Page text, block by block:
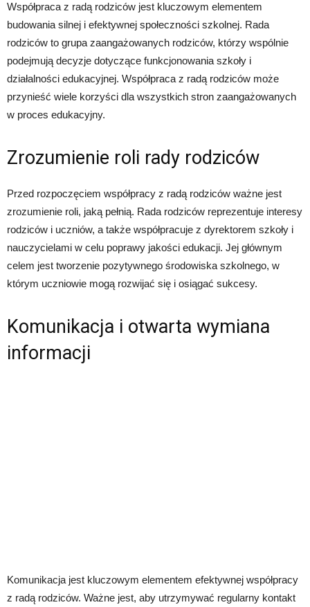
Współpraca z radą rodziców jest kluczowym elementem
budowania silnej i efektywnej społeczności szkolnej. Rada
rodziców to grupa zaangażowanych rodziców, którzy wspólnie
podejmują decyzje dotyczące funkcjonowania szkoły i
działalności edukacyjnej. Współpraca z radą rodziców może
przynieść wiele korzyści dla wszystkich stron zaangażowanych
w proces edukacyjny.
Zrozumienie roli rady rodziców
Przed rozpoczęciem współpracy z radą rodziców ważne jest
zrozumienie roli, jaką pełnią. Rada rodziców reprezentuje interesy
rodziców i uczniów, a także współpracuje z dyrektorem szkoły i
nauczycielami w celu poprawy jakości edukacji. Jej głównym
celem jest tworzenie pozytywnego środowiska szkolnego, w
którym uczniowie mogą rozwijać się i osiągać sukcesy.
Komunikacja i otwarta wymiana
informacji
Komunikacja jest kluczowym elementem efektywnej współpracy
z radą rodziców. Ważne jest, aby utrzymywać regularny kontakt